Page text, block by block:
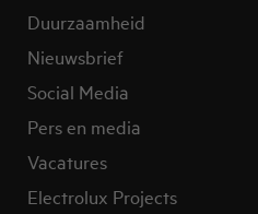
Duurzaamheid
Nieuwsbrief
Social Media
Pers en media
Vacatures
Electrolux Projects